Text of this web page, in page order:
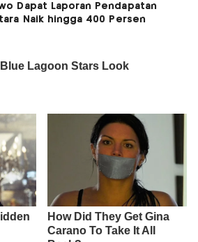
Dapat Laporan Pendapatan
Naik hingga 400 Persen